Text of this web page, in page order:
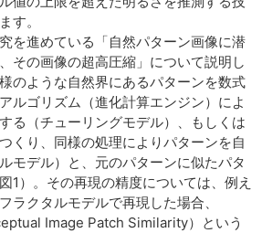
す。
を進めている「自然パターン画像に潜
その画像の超高圧縮」について説明し
のような自然界にあるパターンを数式
ルゴリズム（進化計算エンジン）によ
る（チューリングモデル）、もしくは
くり、同様の処理によりパターンを自
モデル）と、元のパターンに似たパタ
1）。その再現の精度については、例え
ラクタルモデルで再現した場合、
Image Patch Similarity）という